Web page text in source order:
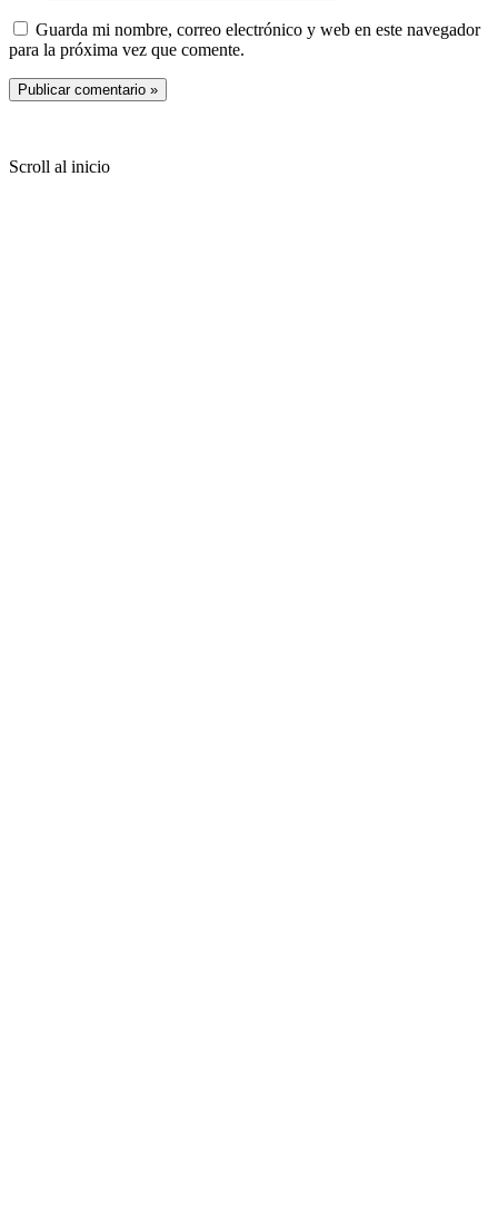
Guarda mi nombre, correo electrónico y web en este navegador
para la próxima vez que comente.
Scroll al inicio